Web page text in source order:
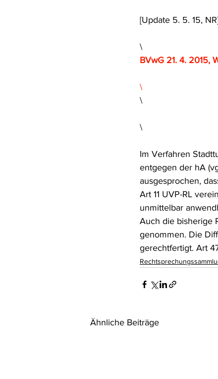
[Update 5. 5. 15,
\
BVwG 21. 4. 2015,
\
\
\
Im Verfahren
entgegen der hA
ausgesprochen,
Art 11 UVP-RL
unmittelbar
Auch die bisherige
genommen. Die
gerechtfertigt. Art
Ähnliche Beiträge